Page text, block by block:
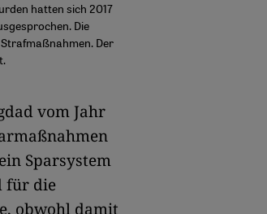
hatten sich 2017
Die
Der
vom Jahr
Sparsystem
für die
obwohl damit